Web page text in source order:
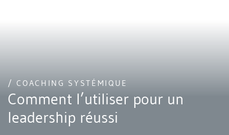
/ COACHING SYSTÉMIQUE
Comment l’utiliser pour un
leadership réussi